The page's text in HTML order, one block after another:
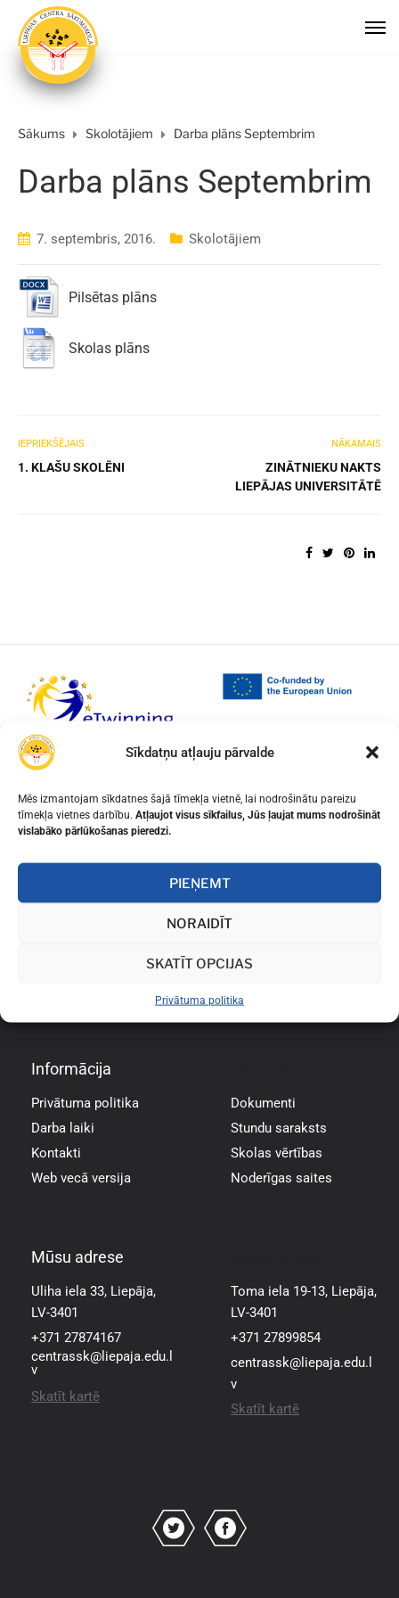
Sīkdatņu atļauju pārvalde
Mēs izmantojam sīkdatnes šajā tīmekļa vietnē, lai nodrošinātu pareizu
tīmekļa vietnes darbību. Atļaujot visus sīkfailus, Jūs ļaujat mums nodrošināt
vislabāko pārlūkošanas pieredzi.
PIEŅEMT
NORAIDĪT
SKATĪT OPCIJAS
Privātuma politika
Sākums Skolotājiem Darba plāns Septembrim
Darba plāns Septembrim
7. septembris, 2016. Skolotājiem
Pilsētas plāns
Skolas plāns
IEPRIEKŠĒJAIS
1. KLAŠU SKOLĒNI
NĀKAMAIS
ZINĀTNIEKU NAKTS
LIEPĀJAS UNIVERSITĀTĒ
Informācija
Privātuma politika
Darba laiki
Kontakti
Web vecā versija
Dokumenti
Stundu saraksts
Skolas vērtības
Noderīgas saites
Mūsu adrese
Uliha iela 33, Liepāja,
LV-3401
+371 27874167
centrassk@liepaja.edu.l
v
Skatīt kartē
Toma iela 19-13, Liepāja,
LV-3401
+371 27899854
centrassk@liepaja.edu.l
v
Skatīt kartē